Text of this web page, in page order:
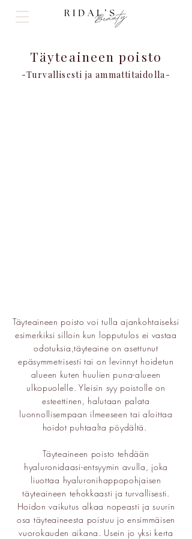
Täyteaineen poisto
-Turvallisesti ja ammattitaidolla-
Täyteaineen poisto voi tulla ajankohtaiseksi
esimerkiksi silloin kun lopputulos ei vastaa
odotuksia,täyteaine on asettunut
epäsymmetrisesti tai on levinnyt hoidetun
alueen kuten huulien puna-alueen
ulkopuolelle. Yleisin syy poistolle on
esteettinen, halutaan palata
luonnollisempaan ilmeeseen tai aloittaa
hoidot puhtaalta pöydältä.
Täyteaineen poisto tehdään
hyaluronidaasi-entsyymin avulla, joka
liuottaa hyaluronihappopohjaisen
täyteaineen tehokkaasti ja turvallisesti.
Hoidon vaikutus alkaa nopeasti ja suurin
osa täyteaineesta poistuu jo ensimmäisen
vuorokauden aikana. Usein jo yksi kerta